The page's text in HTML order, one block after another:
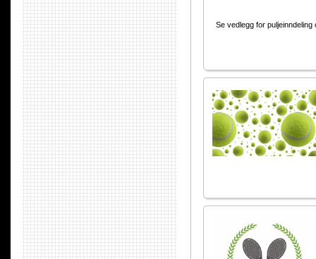
Se vedlegg for